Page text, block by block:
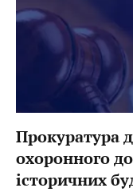
Прокуратура
охоронного
історичних